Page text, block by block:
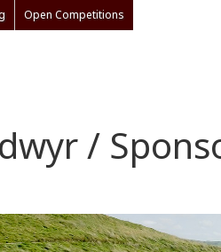
Open Competitions
/